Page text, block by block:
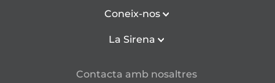
Coneix-nos
La Sirena
Contacta amb nosaltres